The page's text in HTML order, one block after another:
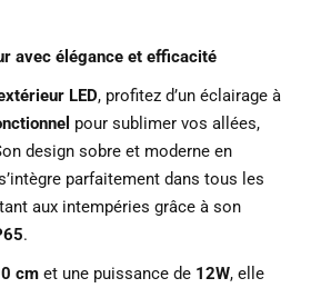
avec élégance et efficacité
LED, profitez d’un éclairage à
pour sublimer vos allées,
design sobre et moderne en
parfaitement dans tous les
aux intempéries grâce à son
.
cm et une puissance de 12W, elle